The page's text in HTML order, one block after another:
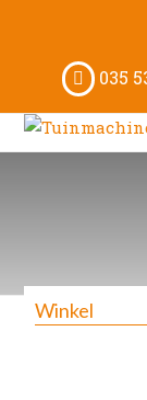
035
Winkel